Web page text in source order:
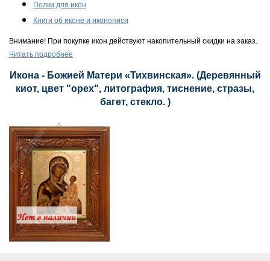
Полки для икон
Книги об иконе и иконописи
Внимание! При покупке икон действуют накопительный скидки на заказ.
Читать подробнее
Икона - Божией Матери «Тихвинская». (Деревянный
киот, цвет "орех", литография, тиснение, стразы,
багет, стекло. )